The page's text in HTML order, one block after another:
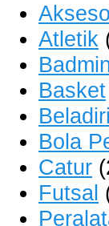
Atletik
Basket
Beladiri
Bola
Catur
Futsal